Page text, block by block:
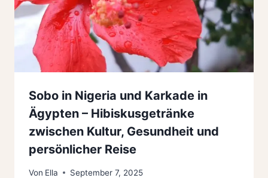
Sobo in Nigeria und Karkade in
Ägypten – Hibiskusgetränke
zwischen Kultur, Gesundheit und
persönlicher Reise
Von Ella September 7, 2025